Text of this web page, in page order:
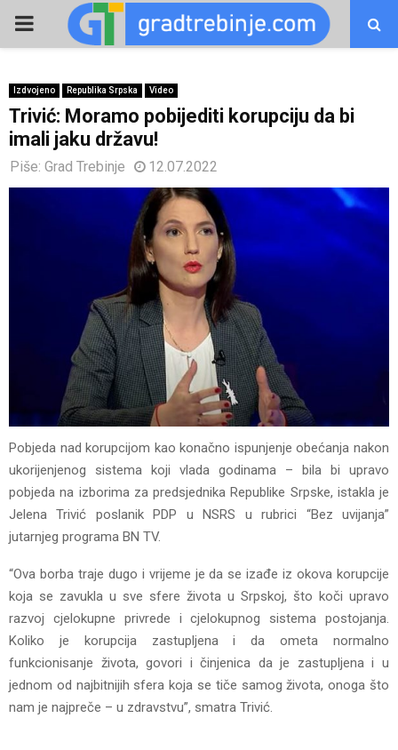
PRIMARY
Izdvojeno Republika Srpska Video
Trivić: Moramo pobijediti korupciju da bi
imali jaku državu!
Piše: Grad Trebinje 12.07.2022
Pobjeda nad korupcijom kao konačno ispunjenje obećanja nakon
ukorijenjenog sistema koji vlada godinama – bila bi upravo
pobjeda na izborima za predsjednika Republike Srpske, istakla je
Jelena Trivić poslanik PDP u NSRS u rubrici “Bez uvijanja”
jutarnjeg programa BN TV.
“Ova borba traje dugo i vrijeme je da se izađe iz okova korupcije
koja se zavukla u sve sfere života u Srpskoj, što koči upravo
razvoj cjelokupne privrede i cjelokupnog sistema postojanja.
Koliko je korupcija zastupljena i da ometa normalno
funkcionisanje života, govori i činjenica da je zastupljena i u
jednom od najbitnijih sfera koja se tiče samog života, onoga što
nam je najpreče – u zdravstvu”, smatra Trivić.